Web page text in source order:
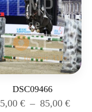
DSC09466
€ – 85,00€